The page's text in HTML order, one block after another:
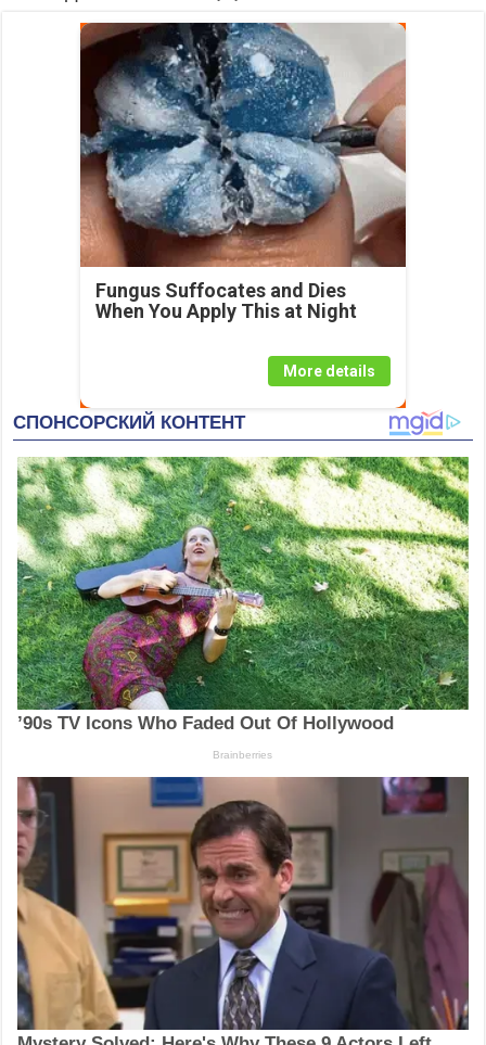
Fungus Suffocates and Dies
When You Apply This at Night
More details